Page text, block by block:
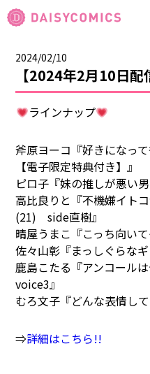
2024/02/10
【2024年2月10日配
ラインナップ
斧原ヨーコ『好きになっ
【電子限定特典付き】』
ピロ子『妹の推しが悪い
高比良りと『不機嫌イト
(21) side直樹』
晴屋うまこ『こっち向い
佐々山彰『まっしぐらな
鹿島こたる『アンコール
voice3』
むろ文子『どんな表情し
⇒詳細はこちら!!